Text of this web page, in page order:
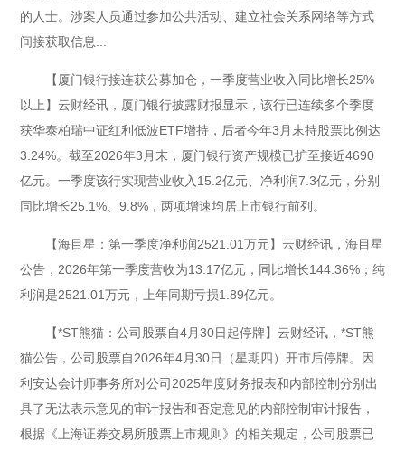
的人士。涉案人员通过参加公共活动、建立社会关系网络等方式
间接获取信息...
【厦门银行接连获公募加仓，一季度营业收入同比增长25%
以上】云财经讯，厦门银行披露财报显示，该行已连续多个季度
获华泰柏瑞中证红利低波ETF增持，后者今年3月末持股票比例达
3.24%。截至2026年3月末，厦门银行资产规模已扩至接近4690
亿元。一季度该行实现营业收入15.2亿元、净利润7.3亿元，分别
同比增长25.1%、9.8%，两项增速均居上市银行前列。
【海目星：第一季度净利润2521.01万元】云财经讯，海目星
公告，2026年第一季度营收为13.17亿元，同比增长144.36%；纯
利润是2521.01万元，上年同期亏损1.89亿元。
【*ST熊猫：公司股票自4月30日起停牌】云财经讯，*ST熊
猫公告，公司股票自2026年4月30日（星期四）开市后停牌。因
利安达会计师事务所对公司2025年度财务报表和内部控制分别出
具了无法表示意见的审计报告和否定意见的内部控制审计报告，
根据《上海证券交易所股票上市规则》的相关规定，公司股票已